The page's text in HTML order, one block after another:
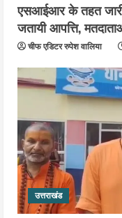
एसआईआर के तहत जारी
जतायी आपत्ति,
चीफ एडिटर रुपेश वालिया
उत्तराखंड